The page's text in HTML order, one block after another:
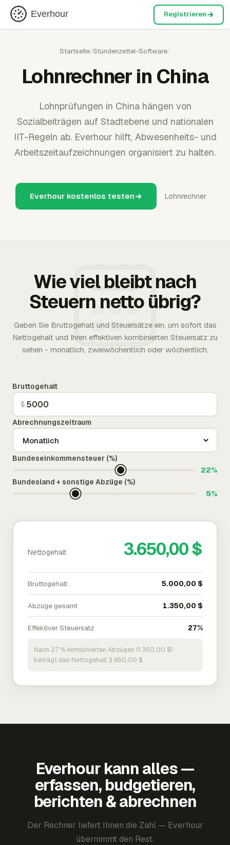
Everhour Registrieren
Startseite/Stundenzettel-Software/
Lohnrechner in China
Lohnprüfungen in China hängen von
Sozialbeiträgen auf Stadtebene und nationalen
IIT-Regeln ab. Everhour hilft, Abwesenheits- und
Arbeitszeitaufzeichnungen organisiert zu halten.
Everhour kostenlos testen Lohnrechner
Wie viel bleibt nach
Steuern netto übrig?
Geben Sie Bruttogehalt und Steuersätze ein, um sofort das
Nettogehalt und Ihren effektiven kombinierten Steuersatz zu
sehen - monatlich, zweiwöchentlich oder wöchentlich.
Bruttogehalt
$
Abrechnungszeitraum
Bundeseinkommensteuer (%)
22%
Bundesland + sonstige Abzüge (%)
5%
Nettogehalt 3.650,00 $
Bruttogehalt 5.000,00 $
Abzüge gesamt 1.350,00 $
Effektiver Steuersatz 27%
Nach 27 % kombinierten Abzügen (1.350,00 $)
beträgt das Nettogehalt 3.650,00 $.
Everhour kann alles —
erfassen, budgetieren,
berichten & abrechnen
Der Rechner liefert Ihnen die Zahl — Everhour
übernimmt den Rest.